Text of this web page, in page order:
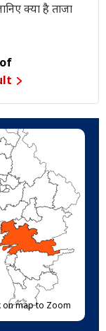
क्या है ताजा
on map to Zoom